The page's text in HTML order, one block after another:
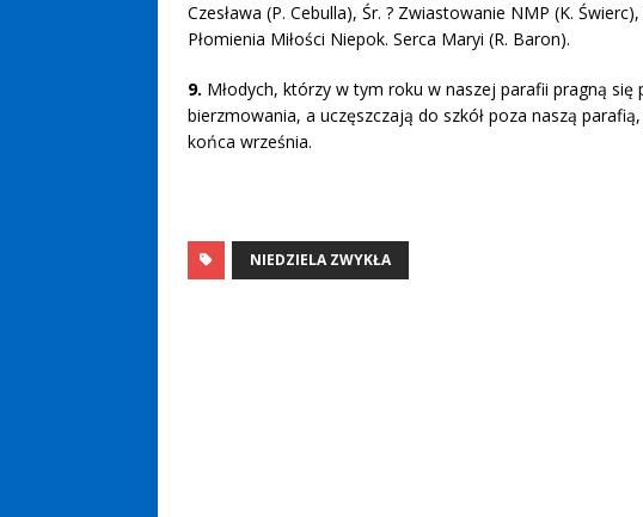
Czesława (P. Cebulla), Śr. ? Zwiastowanie NMP (K.
Płomienia Miłości Niepok. Serca Maryi (R. Baron).
9. Młodych, którzy w tym roku w naszej parafii pragną
bierzmowania, a uczęszczają do szkół poza naszą
końca września.
NIEDZIELA ZWYKŁA